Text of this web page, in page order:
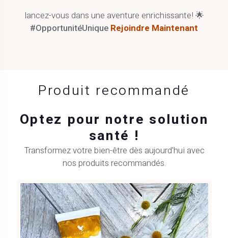
lancez-vous dans une aventure enrichissante! 🌟
#OpportunitéUnique Rejoindre Maintenant
Produit recommandé
Optez pour notre solution
santé !
Transformez votre bien-être dès aujourd'hui avec
nos produits recommandés.